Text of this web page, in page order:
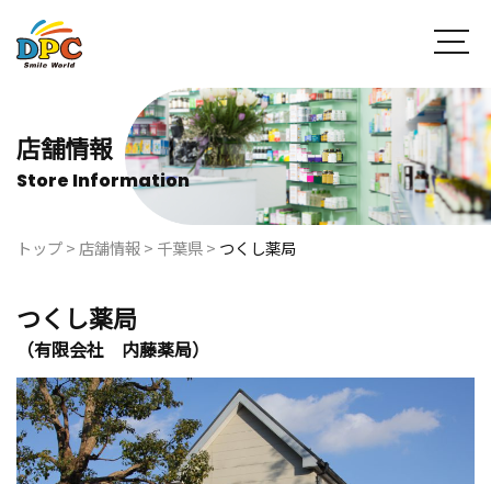
店舗情報
Store Information
トップ> 店舗情報> 千葉県> つくし薬局
つくし薬局
（有限会社 内藤薬局）